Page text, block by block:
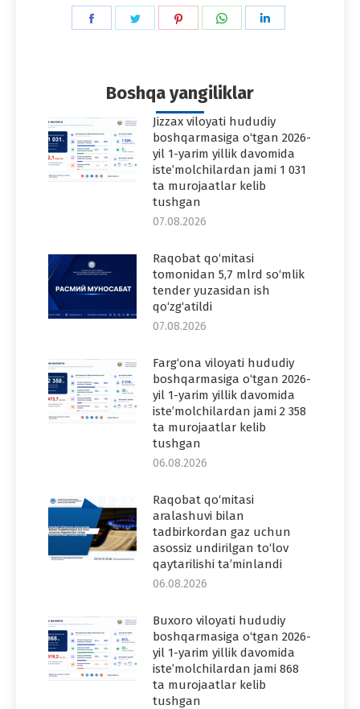
Share
Share
Share
Share
Boshqa yangiliklar
Jizzax viloyati hududiy
boshqarmasiga o‘tgan 2026-
yil 1-yarim yillik davomida
iste’molchilardan jami 1 031
ta murojaatlar kelib
tushgan
07.08.2026
Raqobat qo‘mitasi
tomonidan 5,7 mlrd so‘mlik
tender yuzasidan ish
qo‘zg‘atildi
07.08.2026
Farg‘ona viloyati hududiy
boshqarmasiga o‘tgan 2026-
yil 1-yarim yillik davomida
iste’molchilardan jami 2 358
ta murojaatlar kelib
tushgan
06.08.2026
Raqobat qo‘mitasi
aralashuvi bilan
tadbirkordan gaz uchun
asossiz undirilgan to‘lov
qaytarilishi ta’minlandi
06.08.2026
Buxoro viloyati hududiy
boshqarmasiga o‘tgan 2026-
yil 1-yarim yillik davomida
iste’molchilardan jami 868
ta murojaatlar kelib
tushgan